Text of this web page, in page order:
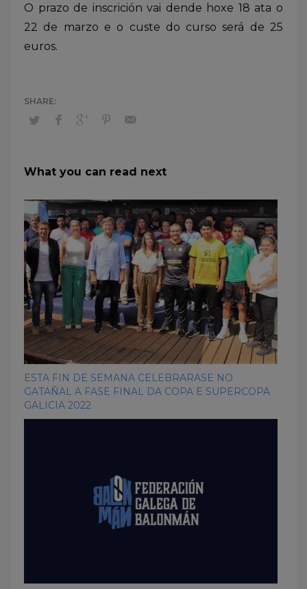
O prazo de inscrición vai dende hoxe 18 ata o
22 de marzo e o custe do curso será de 25
euros.
What you can read next
ESTA FIN DE SEMANA CELEBRARASE NO
GATAÑAL A FASE FINAL DA COPA E SUPERCOPA
GALICIA 2022